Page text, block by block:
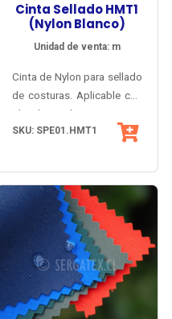
Cinta Sellado HMT1
(Nylon Blanco)
Unidad de venta: m
Cinta de Nylon para sellado
de costuras. Aplicable con
plancha y máquina.
SKU: SPE01.HMT1